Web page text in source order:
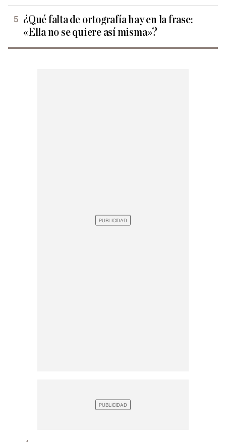
¿Qué falta de ortografía hay en la frase:
«Ella no se quiere así misma»?